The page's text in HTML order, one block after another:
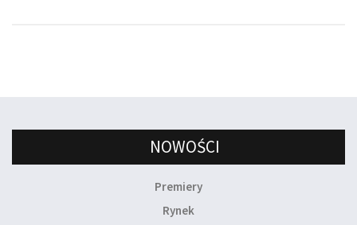
NOWOŚCI
Premiery
Rynek